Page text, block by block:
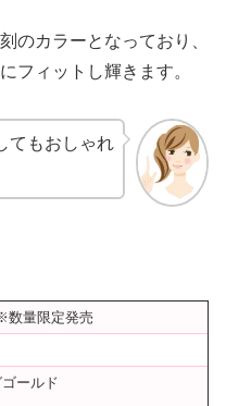
のカラーとなっており、
フィットし輝きます。
てもおしゃれ
数量限定発売
ールド